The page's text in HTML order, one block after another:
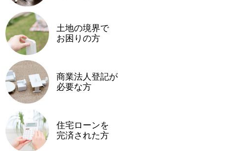
土地の境界で
お困りの方
商業法人登記が
必要な方
住宅ローンを
完済された方